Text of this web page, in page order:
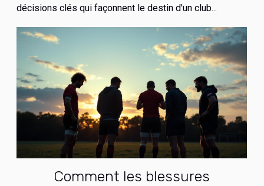
décisions clés qui façonnent le destin d'un club...
Comment les blessures